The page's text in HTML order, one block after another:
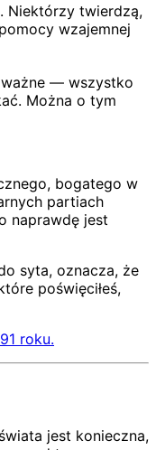
Niektórzy twierdzą,
wzajemnej
ważne — wszystko
Można o tym
bogatego w
partiach
naprawdę jest
syta, oznacza, że
poświęciłeś,
roku.
jest konieczna,